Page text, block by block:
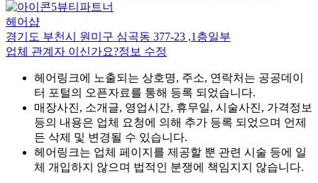
뷰티파트너
헤어샵
경기도 부천시 원미구 심곡동 377-23 ,1층일부
업체 관계자 이신가요?정보 수정
헤어링크에 노출되는 상호명, 주소, 연락처는 공공데이
터 포털의 오픈자료를 통해 등록 되었습니다.
매장사진, 소개글, 영업시간, 휴무일, 시술사진, 가격정보
등의 내용은 업체 요청에 의해 추가 등록 되었으며 언제
든 삭제 및 변경될 수 있습니다.
헤어링크는 업체 페이지를 제공할 뿐 관련 시술 등에 일
체 개입하지 않으며 법적인 분쟁에 책임지지 않습니다.